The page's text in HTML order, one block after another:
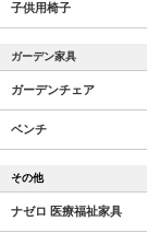
子供用椅子
ガーデン家具
ガーデンチェア
ベンチ
その他
ナゼロ 医療福祉家具